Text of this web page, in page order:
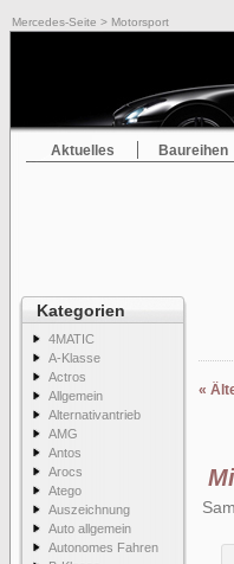
Mercedes-Seite > Motorsport
Aktuelles Baureihen
Kategorien
4MATIC
A-Klasse
Actros
Allgemein
Alternativantrieb
AMG
Antos
Arocs
Atego
Auszeichnung
Auto allgemein
Autonomes Fahren
«